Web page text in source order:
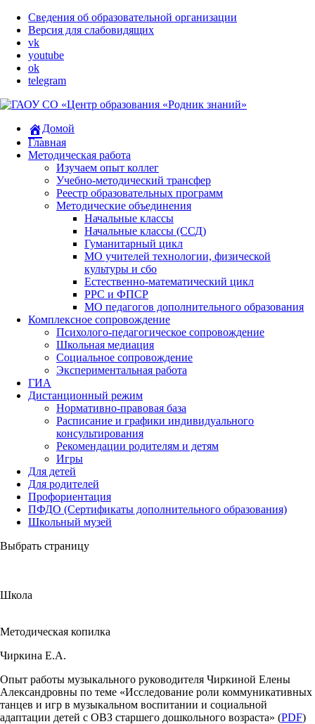
Сведения об образовательной организации
Версия для слабовидящих
vk
youtube
ok
telegram
Домой
Главная
Методическая работа
Изучаем опыт коллег
Учебно-методический трансфер
​Реестр образовательных программ
Методические объединения
Начальные классы
Начальные классы (ССД)
Гуманитарный цикл
МО учителей технологии, физической
культуры и сбо
Естественно-математический цикл
РРС и ФПСР
МО педагогов дополнительного образования
Комплексное сопровождение
Психолого-педагогическое сопровождение
Школьная медиация
Социальное сопровождение
Экспериментальная работа
ГИА
Дистанционный режим
Нормативно-правовая база
Расписание и графики индивидуального
консультирования
Рекомендации родителям и детям
Игры
Для детей
Для родителей
Профориентация
ПФДО (Сертификаты дополнительного образования)
Школьный музей
Выбрать страницу
Школа
Методическая копилка
Чиркина Е.А.
Опыт работы музыкального руководителя Чиркиной Елены
Александровны по теме «Исследование роли коммуникативных
танцев и игр в музыкальном воспитании и социальной
адаптации детей с ОВЗ старшего дошкольного возраста» (PDF)